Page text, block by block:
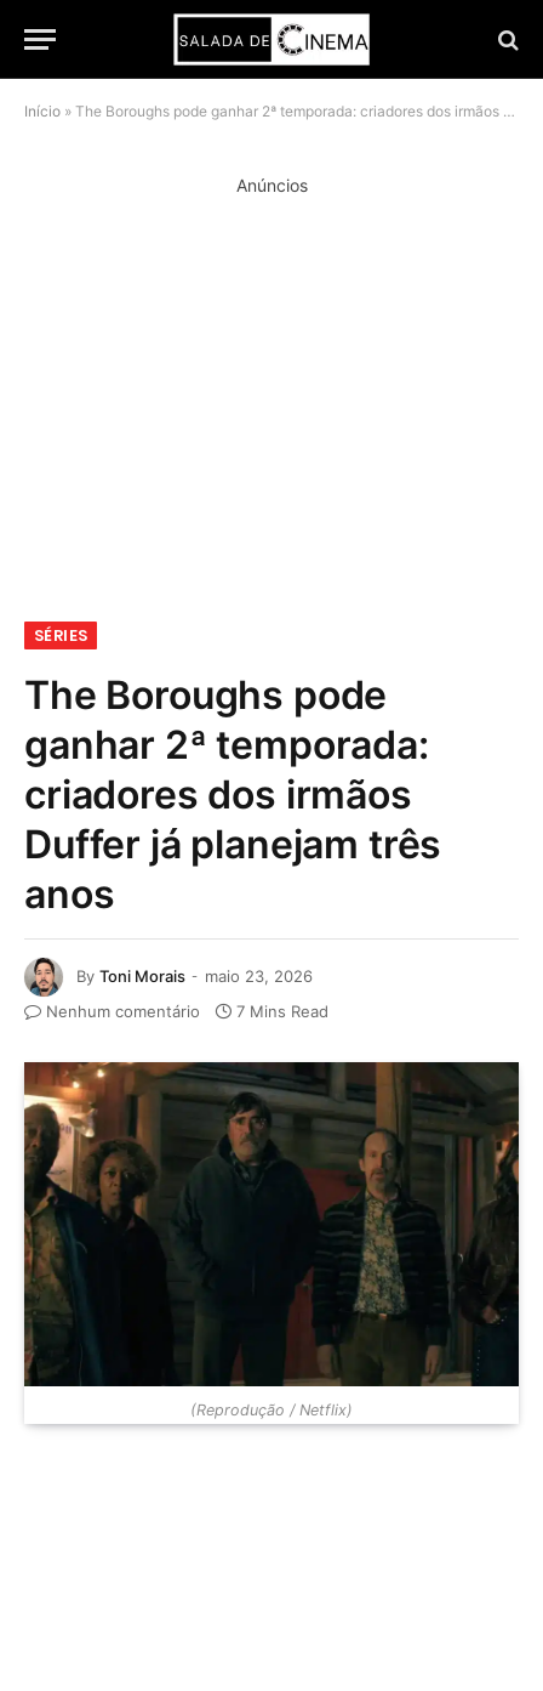
Início » The Boroughs pode ganhar 2ª temporada: criadores dos irmãos Duffer já planejam três anos
Anúncios
SÉRIES
The Boroughs pode
ganhar 2ª temporada:
criadores dos irmãos
Duffer já planejam três
anos
By Toni Morais
maio 23, 2026
Nenhum comentário
7 Mins Read
(Reprodução / Netflix)